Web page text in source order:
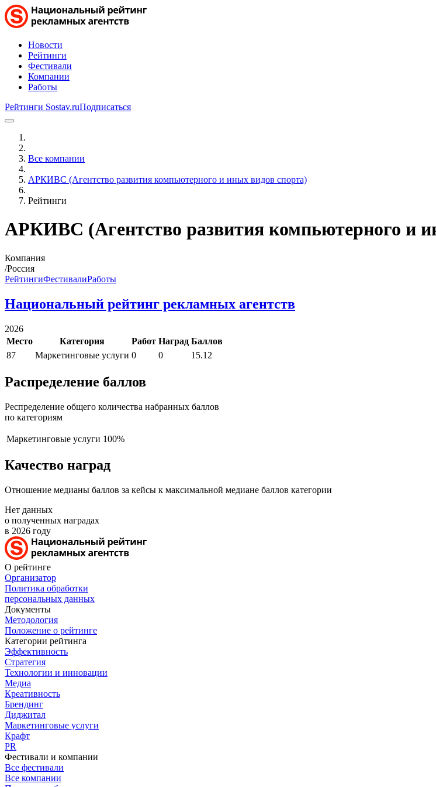
Новости
Рейтинги
Фестивали
Компании
Работы
Рейтинги Sostav.ruПодписаться
Все компании
АРКИВС (Агентство развития компьютерного и иных видов спорта)
Рейтинги
АРКИВС (Агентство развития компьютерного и
Компания
/Россия
РейтингиФестивалиРаботы
Национальный рейтинг рекламных агентств
2026
Место
Категория Работ Наград Баллов
87
Маркетинговые услуги 0 0 15.12
Распределение баллов
Респределение общего количества набранных баллов
по категориям
Маркетинговые услуги 100%
Качество наград
Отношение медианы баллов за кейсы к максимальной медиане баллов категории
Нет данных
о полученных наградах
в 2026 году
О рейтинге
Организатор
Политика обработки
персональных данных
Документы
Методология
Положение о рейтинге
Категории рейтинга
Эффективность
Стратегия
Технологии и инновации
Медиа
Креативность
Брендинг
Диджитал
Маркетинговые услуги
Крафт
PR
Фестивали и компании
Все фестивали
Все компании